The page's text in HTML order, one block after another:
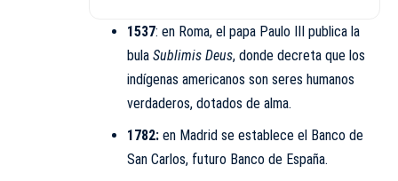
1537: en Roma, el papa Paulo III publica la
bula Sublimis Deus, donde decreta que los
indígenas americanos son seres humanos
verdaderos, dotados de alma.
1782: en Madrid se establece el Banco de
San Carlos, futuro Banco de España.